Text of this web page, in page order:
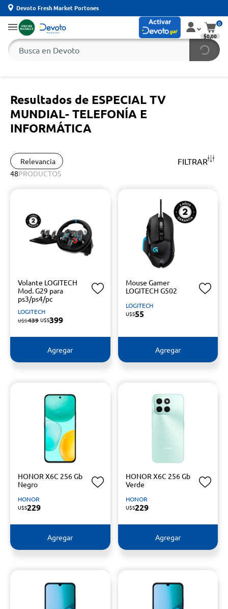
Devoto Fresh Market Portones
0
$0,00
Resultados de ESPECIAL TV
MUNDIAL- TELEFONÍA E
INFORMÁTICA
Relevancia FILTRAR
48PRODUCTOS
Volante LOGITECH
Mod. G29 para
ps3/ps4/pc
LOGITECH
U$S439 U$S399
Agregar
Mouse Gamer
LOGITECH G502
LOGITECH
U$S55
Agregar
HONOR X6C 256 Gb
Negro
HONOR
U$S229
Agregar
HONOR X6C 256 Gb
Verde
HONOR
U$S229
Agregar